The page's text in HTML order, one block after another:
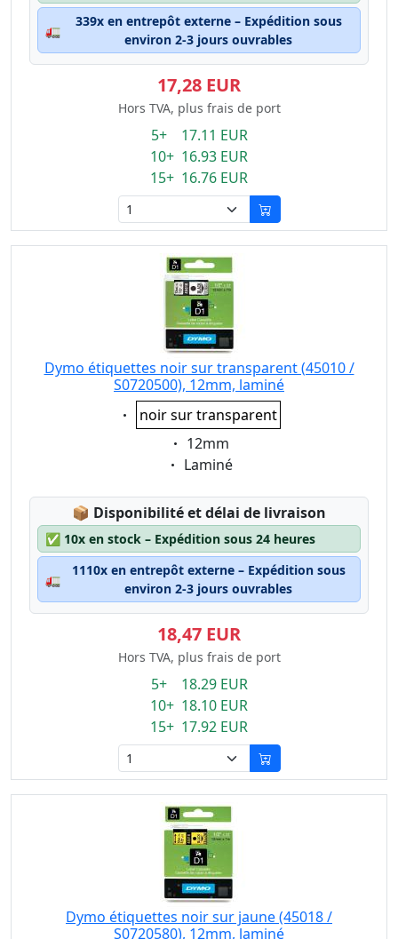
🚛
339x en entrepôt externe – Expédition sous
environ 2-3 jours ouvrables
17,28 EUR
Hors TVA, plus frais de port
5+ 17.11 EUR
10+ 16.93 EUR
15+ 16.76 EUR
Dymo étiquettes noir sur transparent (45010 /
S0720500), 12mm, laminé
Eigenschaft:
noir sur transparent
Eigenschaft:
12mm
Eigenschaft:
Laminé
📦 Lagerstatus:
Disponibilité et délai de livraison
✅ 10x en stock – Expédition sous 24 heures
🚛
1110x en entrepôt externe – Expédition sous
environ 2-3 jours ouvrables
18,47 EUR
Hors TVA, plus frais de port
5+ 18.29 EUR
10+ 18.10 EUR
15+ 17.92 EUR
Dymo étiquettes noir sur jaune (45018 /
S0720580), 12mm, laminé